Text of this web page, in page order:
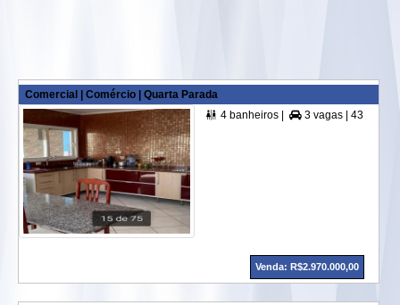
Comercial | Comércio | Quarta Parada
 4 banheiros |  3 vagas | 435,00 m² A. Útil |
Venda: R$2.970.000,00